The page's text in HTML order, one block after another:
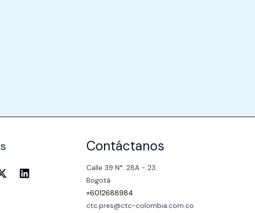
Contáctanos
Calle 39 N°. 28A - 23.
Bogotá
+6012688984
ctc.pres@ctc-colombia.com.co